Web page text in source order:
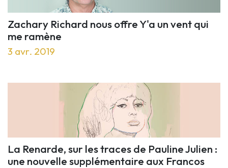
Zachary Richard nous offre Y'a un vent qui
me ramène
3 avr. 2019
La Renarde, sur les traces de Pauline Julien :
une nouvelle supplémentaire aux Francos